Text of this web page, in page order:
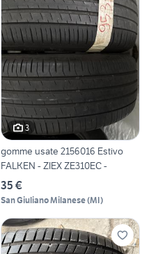
3
gomme usate 2156016 Estivo
FALKEN - ZIEX ZE310EC -
35 €
San Giuliano Milanese(MI)